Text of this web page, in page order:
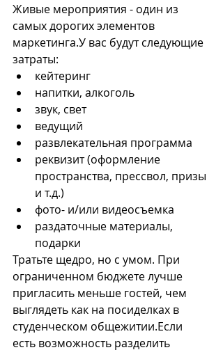
Живые мероприятия - один из
самых дорогих элементов
маркетинга.У вас будут следующие
затраты:
кейтеринг
напитки, алкоголь
звук, свет
ведущий
развлекательная программа
реквизит (оформление
пространства, прессвол, призы
и т.д.)
фото- и/или видеосъемка
раздаточные материалы,
подарки
Тратьте щедро, но с умом. При
ограниченном бюджете лучше
пригласить меньше гостей, чем
выглядеть как на посиделках в
студенческом общежитии.Если
есть возможность разделить